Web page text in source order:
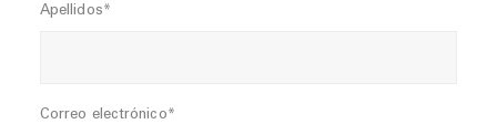
Apellidos*
Correo electrónico*